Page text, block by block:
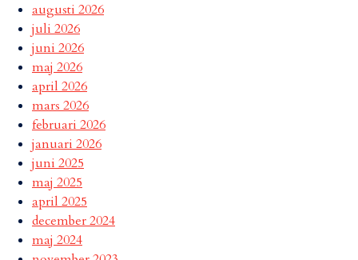
augusti 2026
juli 2026
juni 2026
maj 2026
april 2026
mars 2026
februari 2026
januari 2026
juni 2025
maj 2025
april 2025
december 2024
maj 2024